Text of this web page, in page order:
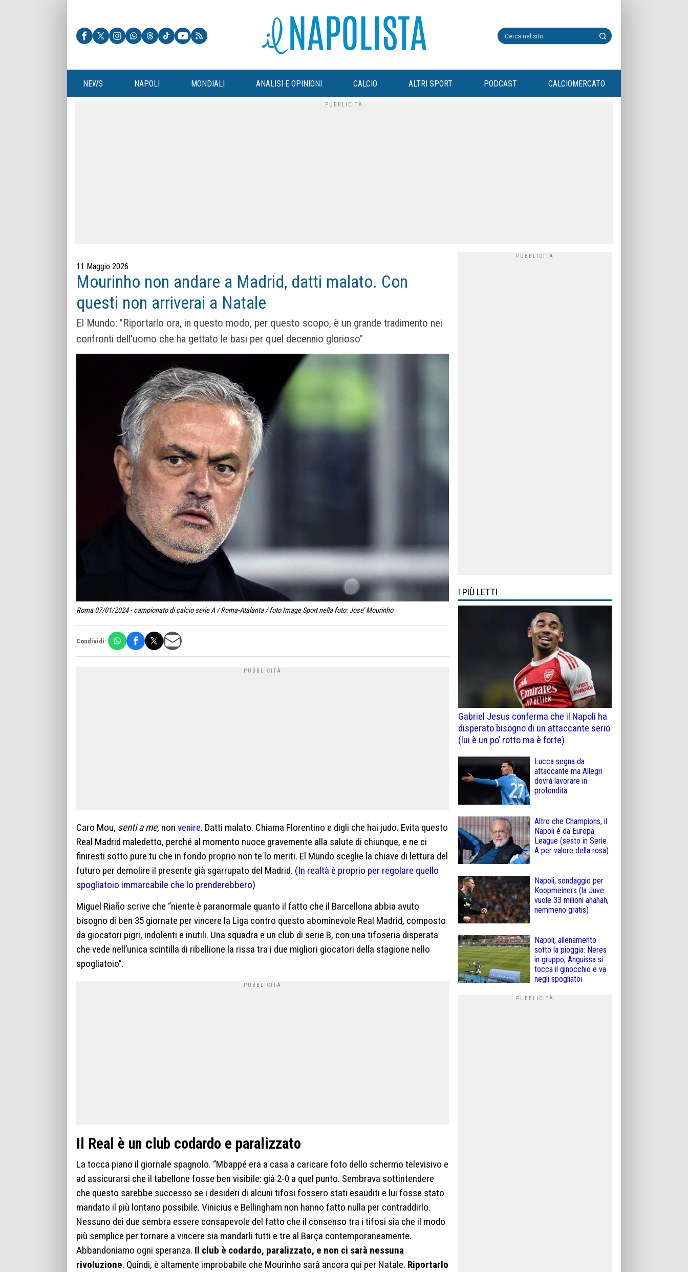
NEWS NAPOLI MONDIALI ANALISI E OPINIONI CALCIO ALTRI SPORT PODCAST CALCIOMERCATO
11 Maggio 2026
Mourinho non andare a Madrid, datti malato. Con
questi non arriverai a Natale
El Mundo: "Riportarlo ora, in questo modo, per questo scopo, è un grande tradimento nei
confronti dell'uomo che ha gettato le basi per quel decennio glorioso"
Roma 07/01/2024 - campionato di calcio serie A / Roma-Atalanta / foto Image Sport nella foto: Jose’ Mourinho
Condividi:
Caro Mou, senti a me, non venire. Datti malato. Chiama Florentino e digli che hai judo. Evita questo
Real Madrid maledetto, perché al momento nuoce gravemente alla salute di chiunque, e ne ci
finiresti sotto pure tu che in fondo proprio non te lo meriti. El Mundo sceglie la chiave di lettura del
futuro per demolire il presente già sgarrupato del Madrid. (In realtà è proprio per regolare quello
spogliatoio immarcabile che lo prenderebbero)
Miguel Riaño scrive che “niente è paranormale quanto il fatto che il Barcellona abbia avuto
bisogno di ben 35 giornate per vincere la Liga contro questo abominevole Real Madrid, composto
da giocatori pigri, indolenti e inutili. Una squadra e un club di serie B, con una tifoseria disperata
che vede nell’unica scintilla di ribellione la rissa tra i due migliori giocatori della stagione nello
spogliatoio”.
Il Real è un club codardo e paralizzato
La tocca piano il giornale spagnolo. “Mbappé era a casa a caricare foto dello schermo televisivo e
ad assicurarsi che il tabellone fosse ben visibile: già 2-0 a quel punto. Sembrava sottintendere
che questo sarebbe successo se i desideri di alcuni tifosi fossero stati esauditi e lui fosse stato
mandato il più lontano possibile. Vinicius e Bellingham non hanno fatto nulla per contraddirlo.
Nessuno dei due sembra essere consapevole del fatto che il consenso tra i tifosi sia che il modo
più semplice per tornare a vincere sia mandarli tutti e tre al Barça contemporaneamente.
Abbandoniamo ogni speranza. Il club è codardo, paralizzato, e non ci sarà nessuna
rivoluzione. Quindi, è altamente improbabile che Mourinho sarà ancora qui per Natale. Riportarlo
I PIÙ LETTI
Gabriel Jesus conferma che il Napoli ha
disperato bisogno di un attaccante serio
(lui è un po’ rotto ma è forte)
Lucca segna da
attaccante ma Allegri
dovrà lavorare in
profondità
Altro che Champions, il
Napoli è da Europa
League (sesto in Serie
A per valore della rosa)
Napoli, sondaggio per
Koopmeiners (la Juve
vuole 33 milioni ahahah,
nemmeno gratis)
Napoli, allenamento
sotto la pioggia: Neres
in gruppo, Anguissa si
tocca il ginocchio e va
negli spogliatoi